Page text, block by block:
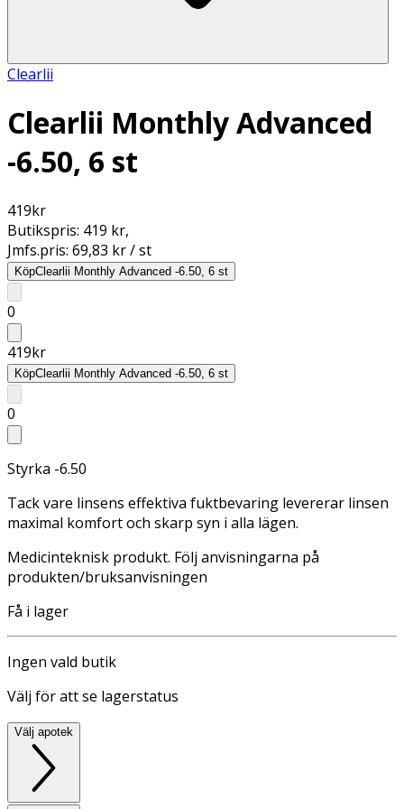
Clearlii
Clearlii Monthly Advanced
-6.50, 6 st
419kr
Butikspris: 419 kr,
Jmfs.pris: 69,83 kr / st
KöpClearlii Monthly Advanced -6.50, 6 st
0
419kr
KöpClearlii Monthly Advanced -6.50, 6 st
0
Styrka -6.50
Tack vare linsens effektiva fuktbevaring levererar linsen
maximal komfort och skarp syn i alla lägen.
Medicinteknisk produkt. Följ anvisningarna på
produkten/bruksanvisningen
Få i lager
Ingen vald butik
Välj för att se lagerstatus
Välj apotek